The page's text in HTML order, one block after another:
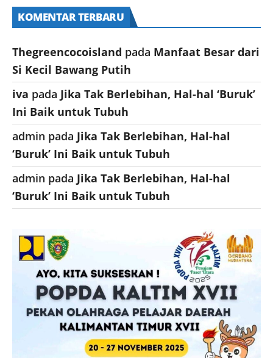
KOMENTAR TERBARU
Thegreencocoisland pada Manfaat Besar dari
Si Kecil Bawang Putih
iva pada Jika Tak Berlebihan, Hal-hal ‘Buruk’
Ini Baik untuk Tubuh
admin pada Jika Tak Berlebihan, Hal-hal
‘Buruk’ Ini Baik untuk Tubuh
admin pada Jika Tak Berlebihan, Hal-hal
‘Buruk’ Ini Baik untuk Tubuh